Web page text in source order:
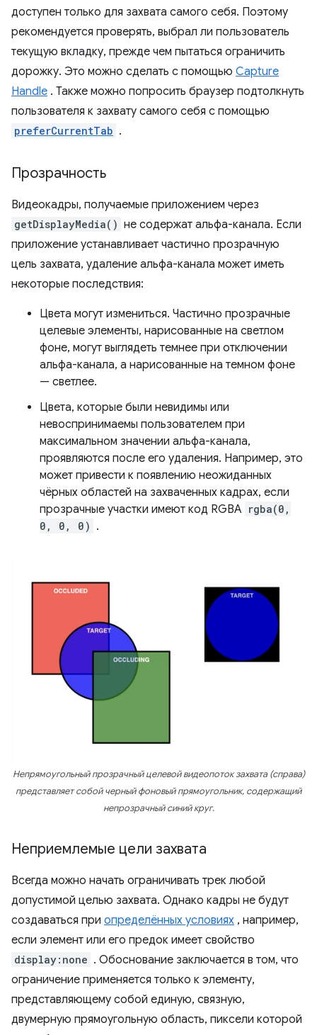
доступен только для захвата самого себя. Поэтому
рекомендуется проверять, выбрал ли пользователь
текущую вкладку, прежде чем пытаться ограничить
дорожку. Это можно сделать с помощью Capture
Handle . Также можно попросить браузер подтолкнуть
пользователя к захвату самого себя с помощью
preferCurrentTab .
Прозрачность
Видеокадры, получаемые приложением через
getDisplayMedia() не содержат альфа-канала. Если
приложение устанавливает частично прозрачную
цель захвата, удаление альфа-канала может иметь
некоторые последствия:
Цвета могут измениться. Частично прозрачные
целевые элементы, нарисованные на светлом
фоне, могут выглядеть темнее при отключении
альфа-канала, а нарисованные на темном фоне
— светлее.
Цвета, которые были невидимы или
невоспринимаемы пользователем при
максимальном значении альфа-канала,
проявляются после его удаления. Например, это
может привести к появлению неожиданных
чёрных областей на захваченных кадрах, если
прозрачные участки имеют код RGBA rgba(0,
0, 0, 0) .
Непрямоугольный прозрачный целевой видеопоток захвата (справа)
представляет собой черный фоновый прямоугольник, содержащий
непрозрачный синий круг.
Неприемлемые цели захвата
Всегда можно начать ограничивать трек любой
допустимой целью захвата. Однако кадры не будут
создаваться при определённых условиях , например,
если элемент или его предок имеет свойство
display:none . Обоснование заключается в том, что
ограничение применяется только к элементу,
представляющему собой единую, связную,
двумерную прямоугольную область, пиксели которой